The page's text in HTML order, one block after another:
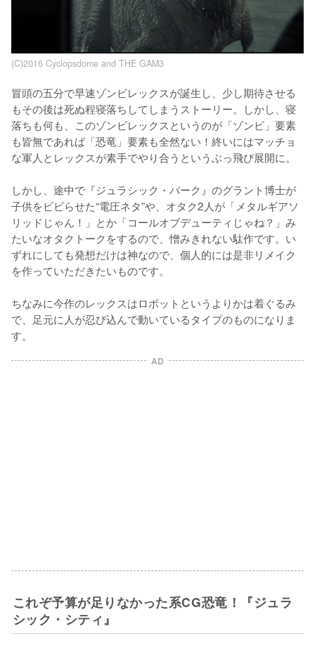
(C)2016 Cyclopsdome and THE GAM3
冒頭の五分で早速ゾンビレックスが誕生し、少し期待させる
もその後は死ぬ程寝落ちしてしまうストーリー。しかし、寝
落ちも何も、このゾンビレックスというのが「ゾンビ」要素
も皆無であれば「恐竜」要素も全然ない！終いにはマッチョ
な軍人とレックスが素手でやり合うというぶっ飛び展開に。
しかし、途中で『ジュラシック・パーク』のグラント博士が
子供をビビらせた“電圧ネタ”や、オタク2人が「メタルギアソ
リッドじゃん！」とか「コールオブデューティじゃね？」み
たいなオタクトークをするので、憎みきれない駄作です。い
ずれにしても発想だけは神なので、個人的には是非リメイク
を作っていただきたいものです。
ちなみに今作のレックスはロボットというよりかは着ぐるみ
で、足元に人が忍び込んで動いているタイプのものになりま
AD
これぞ予算が足りなかった系CG恐竜！『ジュラ
シック・シティ』